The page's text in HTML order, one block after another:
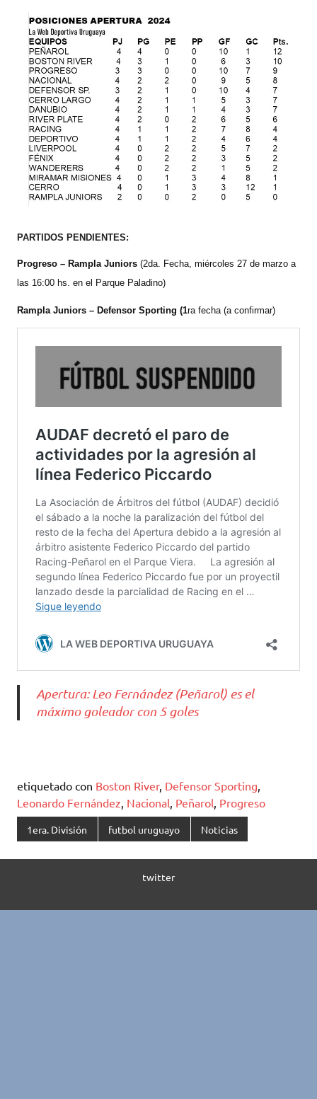
PARTIDOS PENDIENTES:
Progreso – Rampla Juniors (2da. Fecha, miércoles 27 de marzo a
las 16:00 hs. en el Parque Paladino)
Rampla Juniors – Defensor Sporting (1ra fecha (a confirmar)
Apertura: Leo Fernández (Peñarol) es el
máximo goleador con 5 goles
etiquetado con Boston River, Defensor Sporting
Leonardo Fernández Nacional Peñarol Progreso
1era. División futbol uruguayo Noticias
twitter